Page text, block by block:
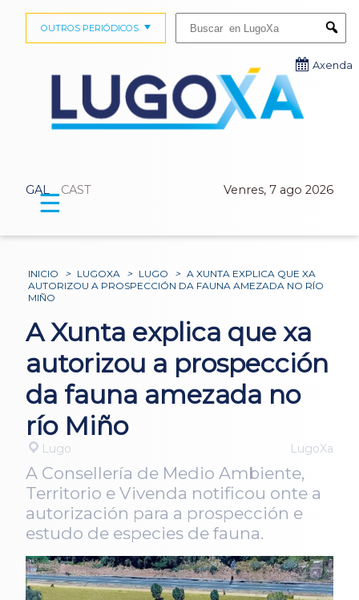
GAL CAST Venres, 7 ago 2026
OUTROS PERIÓDICOS
Axenda
☰
INICIO > LUGOXA > LUGO > A XUNTA EXPLICA QUE XA
AUTORIZOU A PROSPECCIÓN DA FAUNA AMEZADA NO RÍO
MIÑO
A Xunta explica que xa
autorizou a prospección
da fauna amezada no
río Miño
Lugo LugoXa
A Consellería de Medio Ambiente,
Territorio e Vivenda notificou onte a
autorización para a prospección e
estudo de especies de fauna.